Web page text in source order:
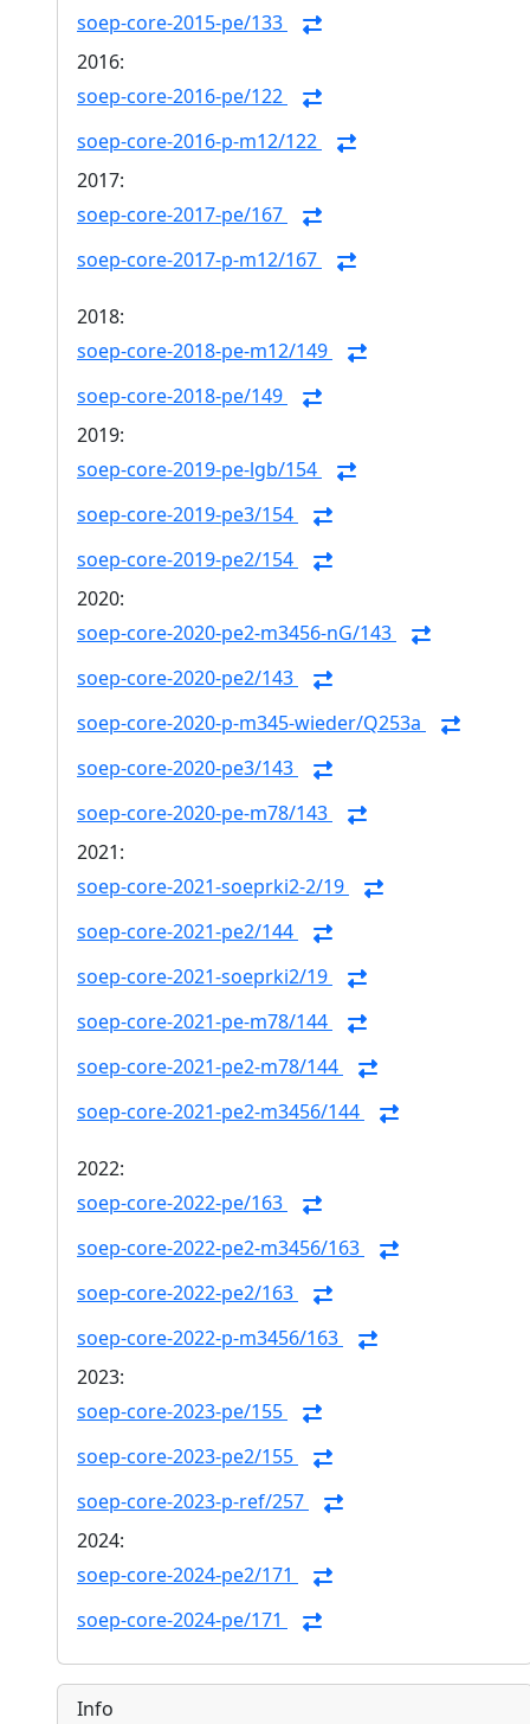
soep-core-2015-pe/133
2016:
soep-core-2016-pe/122
soep-core-2016-p-m12/122
2017:
soep-core-2017-pe/167
soep-core-2017-p-m12/167
2018:
soep-core-2018-pe-m12/149
soep-core-2018-pe/149
2019:
soep-core-2019-pe-lgb/154
soep-core-2019-pe3/154
soep-core-2019-pe2/154
2020:
soep-core-2020-pe2-m3456-nG/143
soep-core-2020-pe2/143
soep-core-2020-p-m345-wieder/Q253a
soep-core-2020-pe3/143
soep-core-2020-pe-m78/143
2021:
soep-core-2021-soeprki2-2/19
soep-core-2021-pe2/144
soep-core-2021-soeprki2/19
soep-core-2021-pe-m78/144
soep-core-2021-pe2-m78/144
soep-core-2021-pe2-m3456/144
2022:
soep-core-2022-pe/163
soep-core-2022-pe2-m3456/163
soep-core-2022-pe2/163
soep-core-2022-p-m3456/163
2023:
soep-core-2023-pe/155
soep-core-2023-pe2/155
soep-core-2023-p-ref/257
2024:
soep-core-2024-pe2/171
soep-core-2024-pe/171
Info